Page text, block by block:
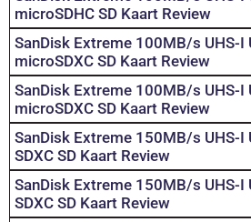
microSDHC SD Kaart Review
SanDisk Extreme 100MB/s UHS-I
microSDXC SD Kaart Review
SanDisk Extreme 100MB/s UHS-I
microSDXC SD Kaart Review
SanDisk Extreme 150MB/s UHS-I
SDXC SD Kaart Review
SanDisk Extreme 150MB/s UHS-I
SDXC SD Kaart Review